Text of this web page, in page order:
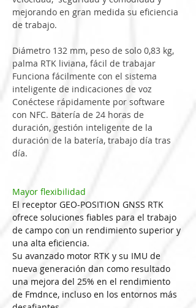
mejorando en gran medida su eficiencia
de trabajo.
Diámetro 132 mm, peso de solo 0,83 kg,
palma RTK liviana, fácil de trabajar
Funciona fácilmente con el sistema
inteligente de indicaciones de voz
Conéctese rápidamente por software
con NFC. Batería de 24 horas de
duración, gestión inteligente de la
duración de la batería, trabajo día tras
día.
Mayor flexibilidad
El receptor GEO-POSITION GNSS RTK
ofrece soluciones fiables para el trabajo
de campo con un rendimiento superior y
una alta eficiencia.
Su avanzado motor RTK y su IMU de
nueva generación dan como resultado
una mejora del 25% en el rendimiento
de Fmdnce, incluso en los entornos más